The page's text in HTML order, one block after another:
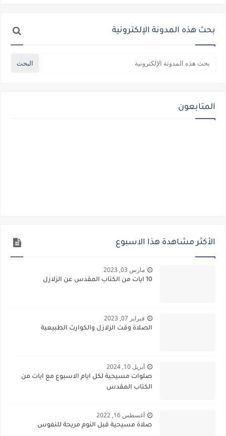
بحث هذه المدونة الإلكترونية
المتابعون
الأكثر مشاهدة هذا الاسبوع
مارس 03, 2023
10 ايات من الكتاب المقدس عن الزلازل
فبراير 07, 2023
الصلاة وقت الزلازل والكوارث الطبيعية
أبريل 10, 2024
صلوات مسيحية لكل ايام الاسبوع مع ايات من
الكتاب المقدس
أغسطس 16, 2022
صلاة مسيحية قبل النوم مريحة للنفوس